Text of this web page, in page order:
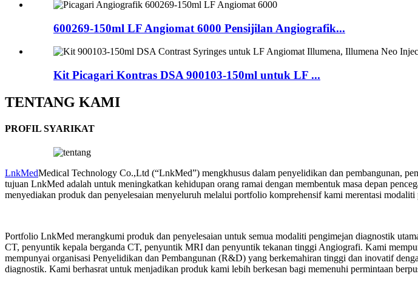
600269-150ml LF Angiomat 6000 Pensijilan Angiografik...
Kit Picagari Kontras DSA 900103-150ml untuk LF ...
TENTANG KAMI
PROFIL SYARIKAT
LnkMedMedical Technology Co.,Ltd (“LnkMed”) mengkhusus dalam penyelidikan dan pembangunan,
tujuan LnkMed adalah untuk meningkatkan kehidupan orang ramai dengan membentuk masa depan
menyediakan produk dan penyelesaian menyeluruh melalui portfolio komprehensif kami merentasi
Portfolio LnkMed merangkumi produk dan penyelesaian untuk semua modaliti pengimejan diagnostik
CT, penyuntik kepala berganda CT, penyuntik MRI dan penyuntik tekanan tinggi Angiografi. Kami
mempunyai organisasi Penyelidikan dan Pembangunan (R&D) yang berkemahiran tinggi dan inovatif
diagnostik. Kami berhasrat untuk menjadikan produk kami lebih berkesan bagi memenuhi permintaan